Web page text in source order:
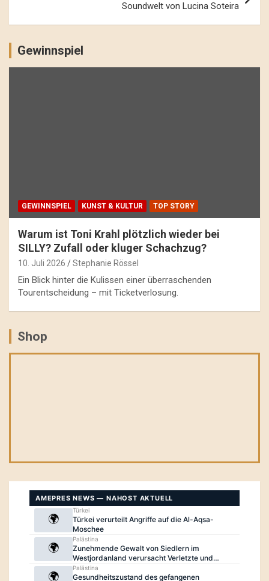
Soundwelt von Lucina Soteira
Gewinnspiel
GEWINNSPIEL KUNST & KULTUR TOP STORY
Warum ist Toni Krahl plötzlich wieder bei
SILLY? Zufall oder kluger Schachzug?
10. Juli 2026 Stephanie Rössel
Ein Blick hinter die Kulissen einer überraschenden
Tourentscheidung – mit Ticketverlosung.
Shop